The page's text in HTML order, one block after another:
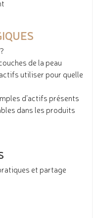
de la peau
utiliser pour quelle
d’actifs présents
dans les produits
et partage